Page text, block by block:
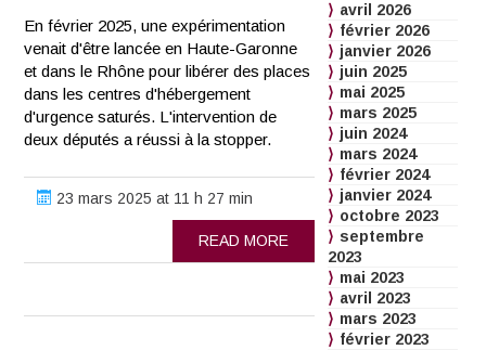
En février 2025, une expérimentation
venait d'être lancée en Haute-Garonne
et dans le Rhône pour libérer des places
dans les centres d'hébergement
d'urgence saturés. L'intervention de
deux députés a réussi à la stopper.
23 mars 2025 at 11 h 27 min
READ MORE
avril 2026
février 2026
janvier 2026
juin 2025
mai 2025
mars 2025
juin 2024
mars 2024
février 2024
janvier 2024
octobre 2023
septembre
2023
mai 2023
avril 2023
mars 2023
février 2023